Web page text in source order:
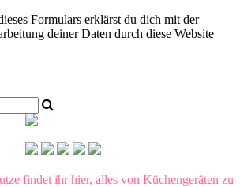
Formulars erklärst du dich mit der
deiner Daten durch diese Website
findet ihr hier, alles von Küchengeräten zu